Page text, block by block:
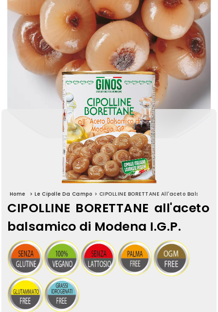
Home > Le Cipolle Da Campo > CIPOLLINE BORETTANE All'aceto
CIPOLLINE BORETTANE all'aceto
balsamico di Modena I.G.P.